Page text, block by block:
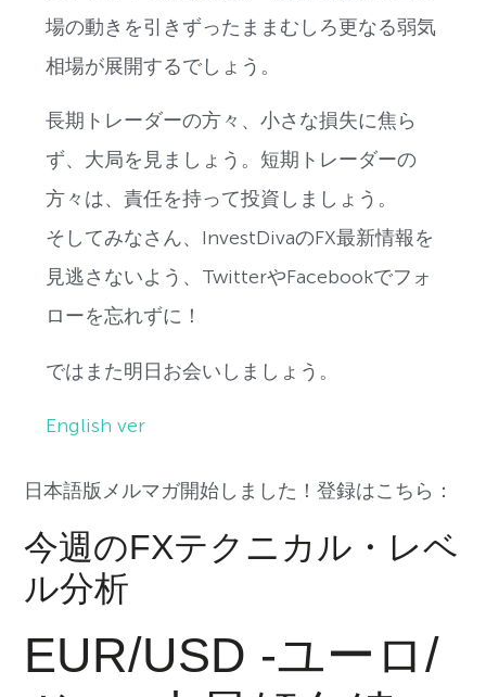
場の動きを引きずったままむしろ更なる弱気
相場が展開するでしょう。
長期トレーダーの方々、小さな損失に焦ら
ず、大局を見ましょう。短期トレーダーの
方々は、責任を持って投資しましょう。
そしてみなさん、InvestDivaのFX最新情報を
見逃さないよう、TwitterやFacebookでフォ
ローを忘れずに！
ではまた明日お会いしましょう。
English ver
日本語版メルマガ開始しました！登録はこちら：
今週のFXテクニカル・レベ
ル分析
EUR/USD -ユーロ/